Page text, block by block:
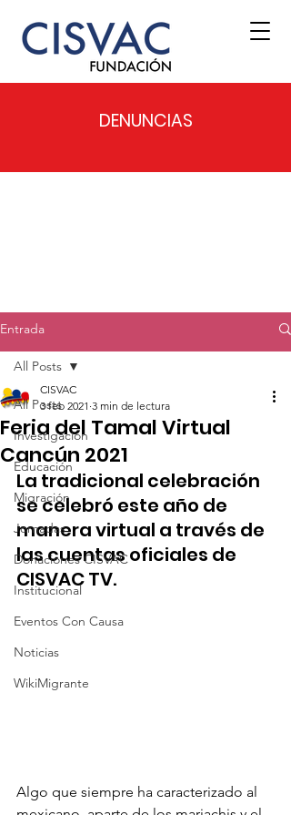
DENUNCIAS
Entrada
All Posts
Investigación
Educación
Migración
Jornadas
Donaciones CISVAC
Institucional
Eventos Con Causa
Noticias
WikiMigrante
All Posts
Feria del Tamal Virtual
Cancún 2021
CISVAC
3 feb 2021 3 min de lectura
La tradicional celebración
se celebró este año de
manera virtual a través de
las cuentas oficiales de
CISVAC TV.
Algo que siempre ha caracterizado al